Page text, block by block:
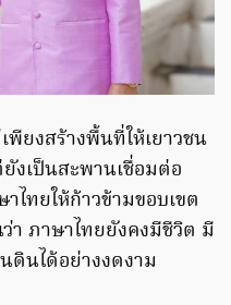
พียงสร้างพื้นที่ให้เยาวชน
งเป็นสะพานเชื่อมต่อ
ไทยให้ก้าวข้ามขอบเขต
า ภาษาไทยยังคงมีชีวิต มี
ดินได้อย่างงดงาม